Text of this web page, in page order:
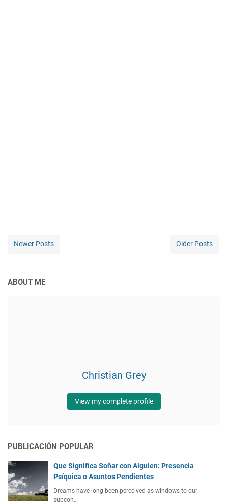
Newer Posts Older Posts
ABOUT ME
Christian Grey
View my complete profile
PUBLICACIÓN POPULAR
Que Significa Soñar con Alguien: Presencia
Psíquica o Asuntos Pendientes
Dreams have long been perceived as windows to our
subcon…